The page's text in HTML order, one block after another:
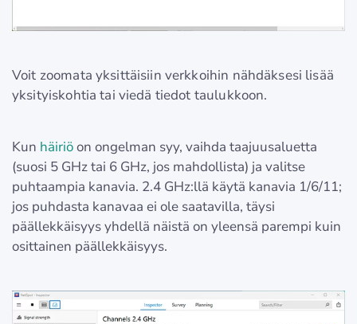
Voit zoomata yksittäisiin verkkoihin nähdäksesi lisää
yksityiskohtia tai viedä tiedot taulukkoon.
Kun häiriöon ongelman syy, vaihda taajuusaluetta
(suosi 5 GHz tai 6 GHz, jos mahdollista) ja valitse
puhtaampia kanavia. 2.4 GHz:llä käytä kanavia 1/6/11;
jos puhdasta kanavaa ei ole saatavilla, täysi
päällekkäisyys yhdellä näistä on yleensä parempi kuin
osittainen päällekkäisyys.